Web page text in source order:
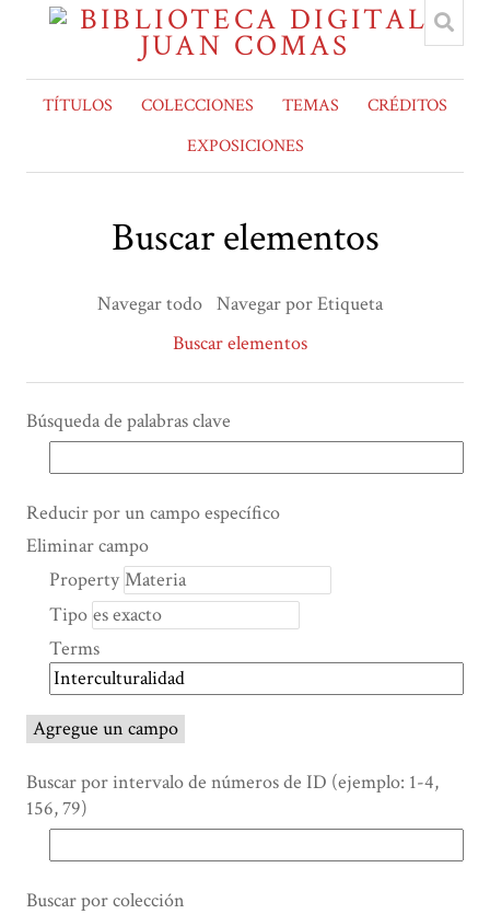
TÍTULOS COLECCIONES TEMAS
CRÉDITOS
EXPOSICIONES
Buscar elementos
Navegar todo Navegar por Etiqueta
Buscar elementos
Búsqueda de palabras clave
Number
rows
"Reducir
por
campo
específico":
1
Reducir por un campo específico
Search Property
Tipo de búsqueda
Términos de búsqueda
Ensamblador de Búsqueda
Eliminar campo
Property
Tipo
Terms
Agregue un campo
Buscar por intervalo de números de ID (ejemplo: 1-4,
156, 79)
Buscar por colección